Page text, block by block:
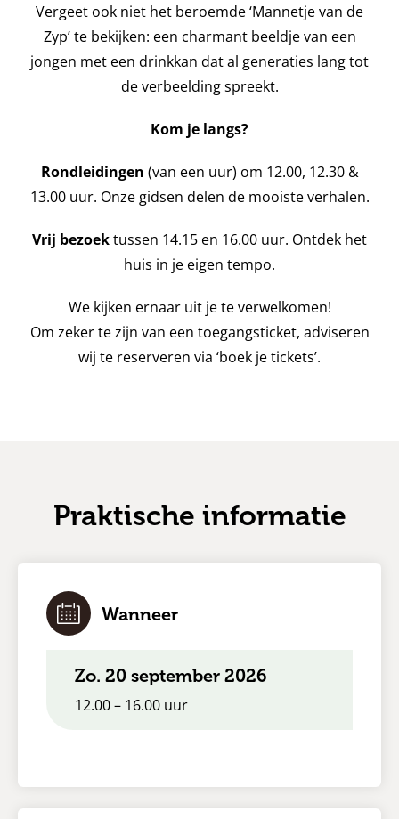
Vergeet ook niet het beroemde ‘Mannetje van de
Zyp’ te bekijken: een charmant beeldje van een
jongen met een drinkkan dat al generaties lang tot
de verbeelding spreekt.
Kom je langs?
Rondleidingen (van een uur) om 12.00, 12.30 &
13.00 uur. Onze gidsen delen de mooiste verhalen.
Vrij bezoektussen 14.15 en 16.00 uur. Ontdek het
huis in je eigen tempo.
We kijken ernaar uit je te verwelkomen!
Om zeker te zijn van een toegangsticket, adviseren
wij te reserveren via ‘boek je tickets’.
Praktische informatie
Wanneer
zo. 20 september 2026
12.00 – 16.00 uur